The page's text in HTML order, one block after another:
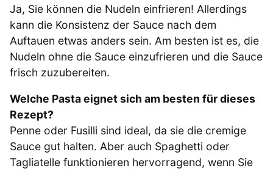
Ja, Sie können die Nudeln einfrieren! Allerdings
kann die Konsistenz der Sauce nach dem
Auftauen etwas anders sein. Am besten ist es, die
Nudeln ohne die Sauce einzufrieren und die Sauce
frisch zuzubereiten.
Welche Pasta eignet sich am besten für dieses
Rezept?
Penne oder Fusilli sind ideal, da sie die cremige
Sauce gut halten. Aber auch Spaghetti oder
Tagliatelle funktionieren hervorragend, wenn Sie